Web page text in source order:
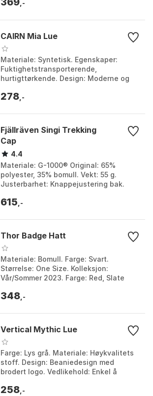
utvalgt garn. Farge: Cream. S...
,-
CAIRN Mia Lue
Materiale: Syntetisk. Egenskaper:
Fuktighetstransporterende,
hurtigttørkende. Design: Moderne og
pakkbar, ideell for uten...
278 ,-
Fjällräven Singi Trekking
Cap
4.4
Materiale: G-1000® Original: 65%
polyester, 35% bomull. Vekt: 55 g.
Justerbarhet: Knappejustering bak.
vannavstøtende. Farge: Black...
615 ,-
Thor Badge Hatt
Materiale: Bomull. Farge: Svart.
Størrelse: One Size. Kolleksjon:
Vår/Sommer 2023. Farge: Red, Slate
348 ,-
Vertical Mythic Lue
Farge: Lys grå. Materiale: Høykvalitets
stoff. Design: Beaniedesign med
brodert logo. Vedlikehold: Enkel å
Størrelse: One Size....
258 ,-